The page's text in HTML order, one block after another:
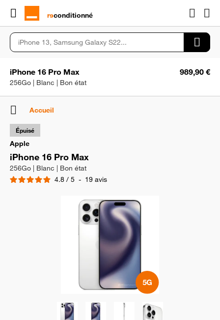
rɘconditionné
iPhone 16 Pro Max
256Go | Blanc | Bon état
989,90 €
Accueil
Apple
iPhone 16 Pro Max
256Go | Blanc | Bon état
4.8 / 5 - 19 avis
Épuisé